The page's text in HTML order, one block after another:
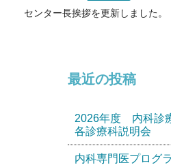
センター長挨拶を更新しました。
最近の投稿
2026年度 内科診
各診療科説明会
内科専門医プログ